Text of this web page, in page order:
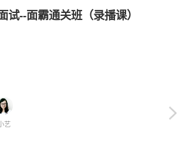
试--面霸通关班（录播课）
艺